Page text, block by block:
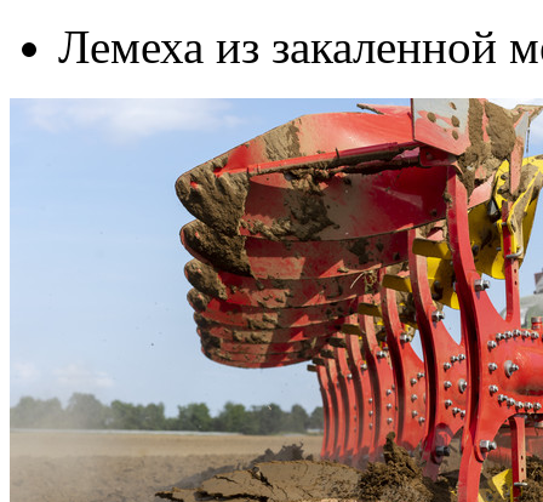
Лемеха из закаленной